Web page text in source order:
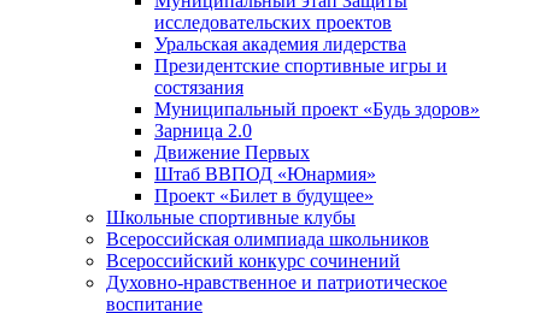
исследовательских проектов
Уральская академия лидерства
Президентские спортивные игры и
состязания
Муниципальный проект «Будь здоров»
Зарница 2.0
Движение Первых
Штаб ВВПОД «Юнармия»
Проект «Билет в будущее»
Школьные спортивные клубы
Всероссийская олимпиада школьников
Всероссийский конкурс сочинений
Духовно-нравственное и патриотическое
воспитание